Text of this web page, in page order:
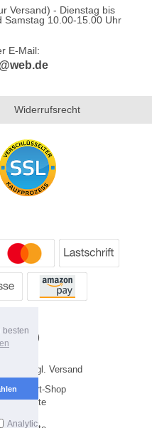
besten
Analytics
Versand) - Dienstag bis
Samstag 10.00-15.00 Uhr
E-Mail:
Widerrufsrecht
evtl. zzgl. Versand
Sport-Shop
Shopgate